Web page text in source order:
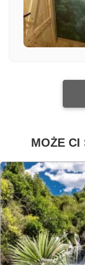
Załącz
MOŻE CI